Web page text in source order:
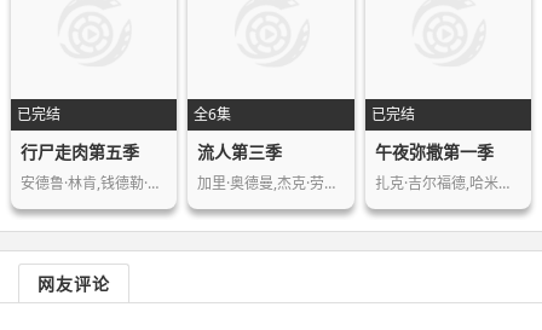
已完结
行尸走肉第五季
安德鲁·林肯,钱德勒·里格斯,丹娜·奎…
全6集
流人第三季
加里·奥德曼,杰克·劳登,克里斯汀·斯…
已完结
午夜弥撒第一季
扎克·吉尔福德,哈米什·林克莱特,克里…
网友评论